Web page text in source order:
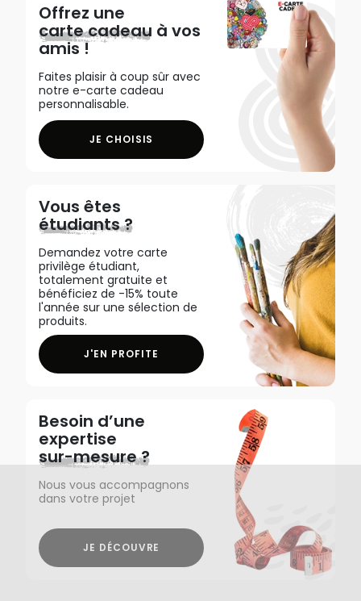
Offrez une
carte cadeau à vos
amis !
Faites plaisir à coup sûr avec
notre e-carte cadeau
personnalisable.
JE CHOISIS
Vous êtes
étudiants ?
Demandez votre carte
privilège étudiant,
totalement gratuite et
bénéficiez de -15% toute
l'année sur une sélection de
produits.
J'EN PROFITE
Besoin d’une
expertise
sur-mesure ?
Nous vous accompagnons
dans votre projet
JE DÉCOUVRE